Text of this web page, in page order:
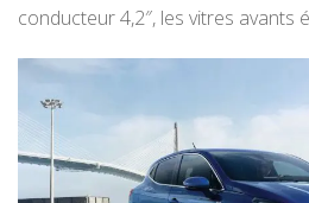
conducteur 4,2″, les vitres avants